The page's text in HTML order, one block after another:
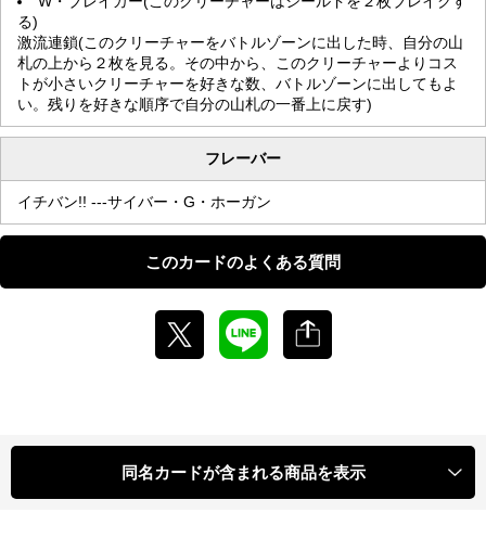
る)
激流連鎖(このクリーチャーをバトルゾーンに出した時、自分の山
札の上から２枚を見る。その中から、このクリーチャーよりコス
トが小さいクリーチャーを好きな数、バトルゾーンに出してもよ
い。残りを好きな順序で自分の山札の一番上に戻す)
フレーバー
イチバン!! ---サイバー・G・ホーガン
このカードのよくある質問
同名カードが含まれる商品を表示